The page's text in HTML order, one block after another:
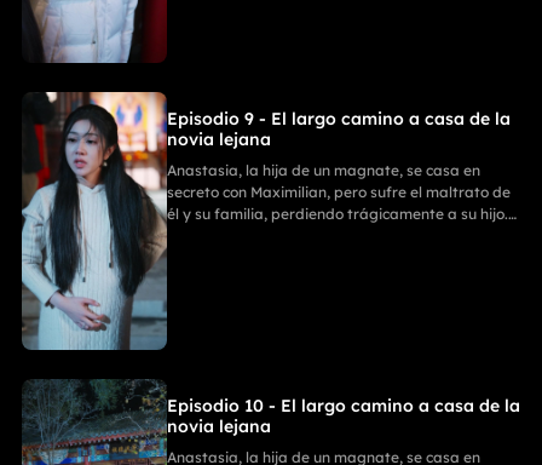
Episodio 9 - El largo camino a casa de la
novia lejana
Anastasia, la hija de un magnate, se casa en
secreto con Maximilian, pero sufre el maltrato de
él y su familia, perdiendo trágicamente a su hijo.
Con ayuda de sus tres poderosos hermanos,
Anastasia se divorcia y revela su verdadera
identidad. La Familia Zhou paga por sus
fechorías, mientras ella comienza un nuevo y
triunfal capítulo.
Episodio 10 - El largo camino a casa de la
novia lejana
Anastasia, la hija de un magnate, se casa en